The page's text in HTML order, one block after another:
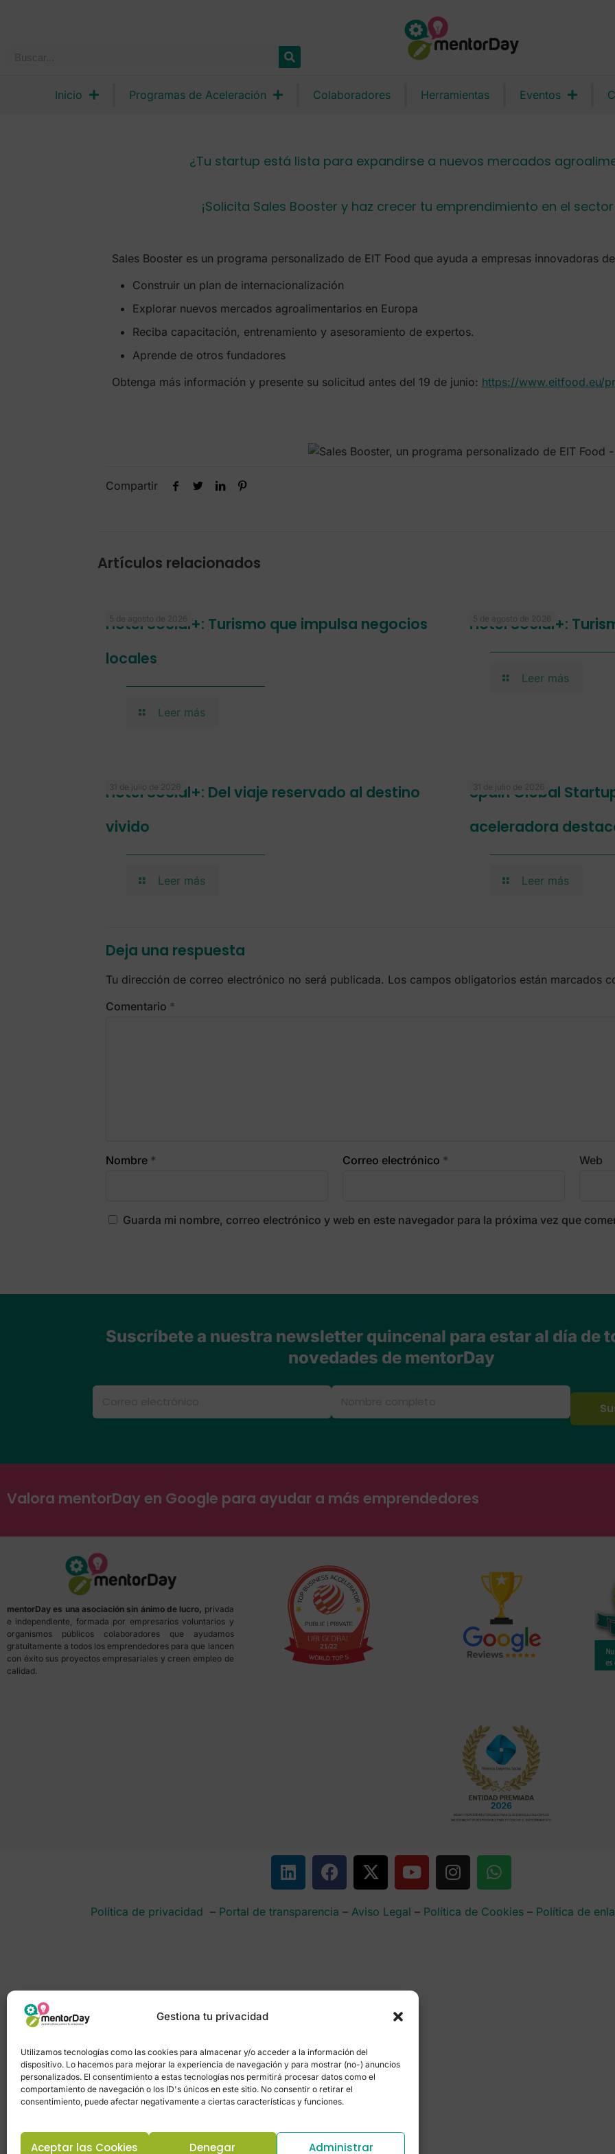
Gestiona tu privacidad
Utilizamos tecnologías como las cookies para almacenar y/o acceder a la información del
dispositivo. Lo hacemos para mejorar la experiencia de navegación y para mostrar (no-) anuncios
personalizados. El consentimiento a estas tecnologías nos permitirá procesar datos como el
comportamiento de navegación o los ID's únicos en este sitio. No consentir o retirar el
consentimiento, puede afectar negativamente a ciertas características y funciones.
Aceptar las Cookies Denegar Administrar
Inicio Programas de Aceleración Colaboradores Herramientas Eventos
¿Tu startup está lista para expandirse a nuevos mercados
¡Solicita Sales Booster y haz crecer tu emprendimiento en el
Sales Booster es un programa personalizado de EIT Food que ayuda a empresas innovadoras
Construir un plan de internacionalización
Explorar nuevos mercados agroalimentarios en Europa
Reciba capacitación, entrenamiento y asesoramiento de expertos.
Aprende de otros fundadores
Obtenga más información y presente su solicitud antes del 19 de junio: https://www.eitfood.eu/
Compartir
Artículos relacionados
5 de agosto de 2026
Hotel Social+: Turismo que impulsa negocios
locales
Leer más
5 de agosto de 2026
Hotel Social+:
Leer más
31 de julio de 2026
Hotel Social+: Del viaje reservado al destino
vivido
Leer más
31 de julio de 2026
Spain Global
aceleradora
Leer más
Deja una respuesta
Tu dirección de correo electrónico no será publicada. Los campos obligatorios están marcados
Comentario *
Nombre * Correo electrónico * Web
Guarda mi nombre, correo electrónico y web en este navegador para la próxima vez que
Suscríbete a nuestra newsletter quincenal para estar al día de
novedades de mentorDay
Valora mentorDay en Google para ayudar a más emprendedores
mentorDay es una asociación sin ánimo de lucro, privada
e independiente, formada por empresarios voluntarios y
organismos públicos colaboradores que ayudamos
gratuitamente a todos los emprendedores para que lancen
con éxito sus proyectos empresariales y creen empleo de
calidad.
Política de privacidad – Portal de transparencia – Aviso Legal – Política de Cookies– Política de